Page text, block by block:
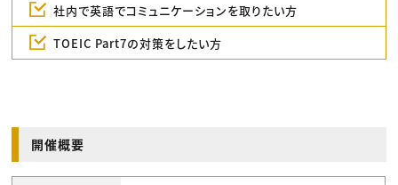
社内で英語でコミュニケーションを取りたい方
TOEIC Part7の対策をしたい方
開催概要